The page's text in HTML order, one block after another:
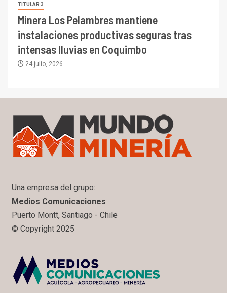
TITULAR 3
Minera Los Pelambres mantiene
instalaciones productivas seguras tras
intensas lluvias en Coquimbo
24 julio, 2026
Una empresa del grupo:
Medios Comunicaciones
Puerto Montt, Santiago - Chile
© Copyright 2025